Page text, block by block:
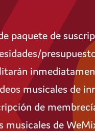
paquete de
musicales de
de
musicales de